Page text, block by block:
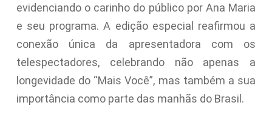
evidenciando o carinho do público por Ana Maria
e seu programa. A edição especial reafirmou a
conexão única da apresentadora com os
telespectadores, celebrando não apenas a
longevidade do “Mais Você”, mas também a sua
importância como parte das manhãs do Brasil.